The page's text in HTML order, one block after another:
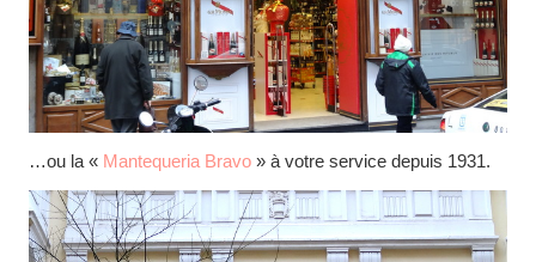
…ou la « Mantequeria Bravo » à votre service depuis 1931.